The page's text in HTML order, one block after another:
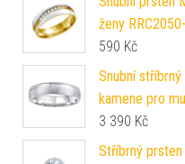
ženy
590 Kč
Snubní
kamene pro
3 390 Kč
Stříbrný